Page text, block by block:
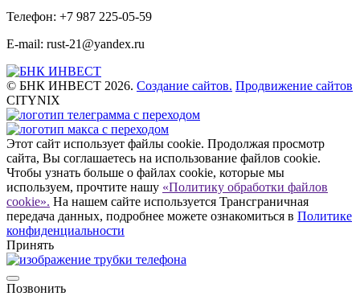
Телефон: +7 987 225-05-59
E-mail: rust-21@yandex.ru
© БНК ИНВЕСТ 2026. Создание сайтов. Продвижение сайтов
CITYNIX
Этот сайт использует файлы cookie. Продолжая просмотр
сайта, Вы соглашаетесь на использование файлов cookie.
Чтобы узнать больше о файлах cookie, которые мы
используем, прочтите нашу «Политику обработки файлов
cookie». На нашем сайте используется Трансграничная
передача данных, подробнее можете ознакомиться в Политике
конфиденциальности
Принять
Позвонить